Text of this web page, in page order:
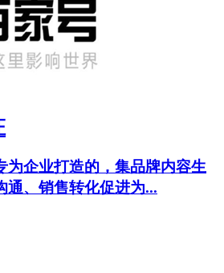
为企业打造的，集品牌内容生
通、销售转化促进为...